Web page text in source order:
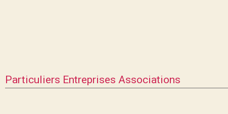
Particuliers Entreprises Associations